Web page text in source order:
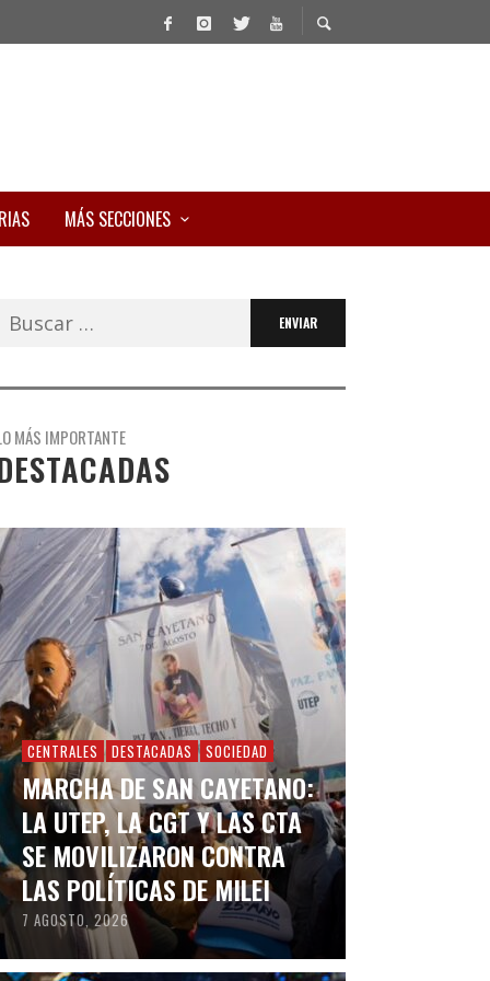
MÁS SECCIONES
MÁS IMPORTANTE
CENTRALES DESTACADAS SOCIEDAD
MARCHA DE SAN CAYETANO:
LA UTEP, LA CGT Y LAS CTA
SE MOVILIZARON CONTRA
LAS POLÍTICAS DE MILEI
7 AGOSTO, 2026